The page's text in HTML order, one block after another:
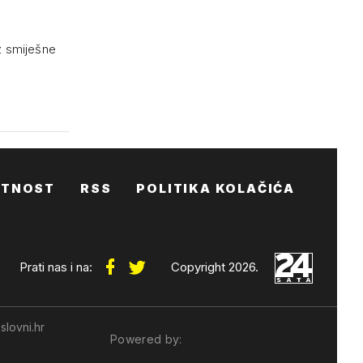
smiješne
RSS POLITIKA KOLAČIĆA
Prati nas i na: Copyright 2026.
Powered by: